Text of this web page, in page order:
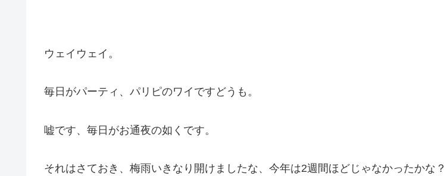
ウェイウェイ。
毎日がパーティ、パリピのワイですどうも。
嘘です、毎日がお通夜の如くです。
それはさておき、梅雨いきなり開けましたな、今年は2週間ほどじゃなかったかな？